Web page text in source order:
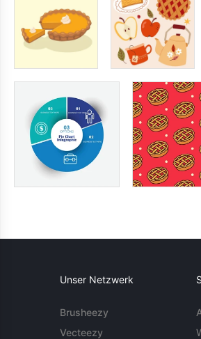
Unser Netzwerk
Brusheezy
Vecteezy